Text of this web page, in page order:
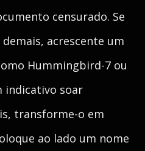
censurado. Se
acrescente um
Hummingbird-7 ou
indicativo soar
transforme-o em
ao lado um nome